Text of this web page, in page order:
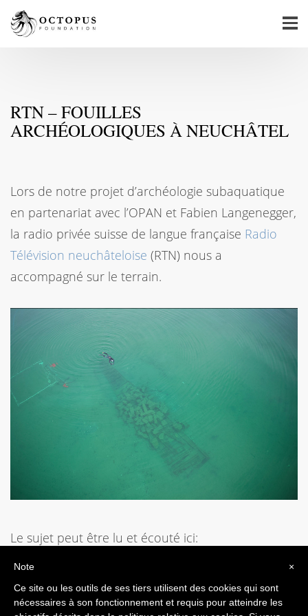
RTN – FOUILLES
ARCHÉOLOGIQUES À NEUCHÂTEL
Lors de notre projet d’archéologie subaquatique
en partenariat avec l’OPAN et Fabien Langenegger,
la radio privée suisse de langue française Radio
Télévision neuchâteloise (RTN) nous a
accompagné sur le terrain.
Le sujet peut être lu et écouté ici:
×
Note
Ce site ou les outils de ses tiers utilisent des cookies qui sont
nécessaires à son fonctionnement et requis pour atteindre les